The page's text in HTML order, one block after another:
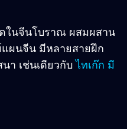
ในจีนโบราณ ผสมผสาน
ผนจีน มีหลายสายฝึก
า เช่นเดียวกับไทเก๊ก มี